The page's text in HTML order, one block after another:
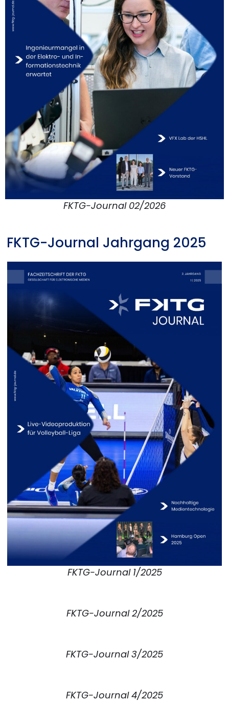
FKTG-Journal 02/2026
FKTG-Journal Jahrgang 2025
FKTG-Journal 1/2025
FKTG-Journal 2/2025
FKTG-Journal 3/2025
FKTG-Journal 4/2025